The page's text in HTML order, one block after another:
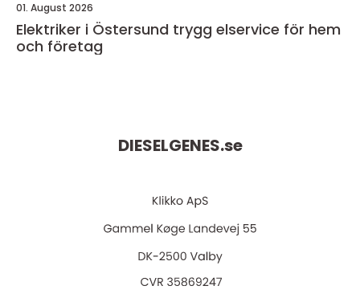
01. August 2026
Elektriker i Östersund trygg elservice för hem
och företag
DIESELGENES.se